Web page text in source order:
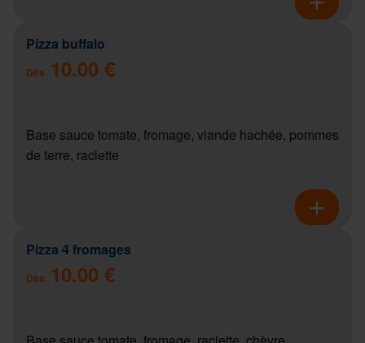
Pizza buffalo
Dès 10.00 €
Base sauce tomate, fromage, viande hachée, pommes
de terre, raclette
Pizza 4 fromages
Dès 10.00 €